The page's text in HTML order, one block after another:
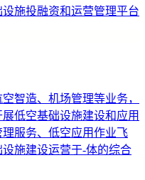
施投融资和运营管理平台
智造、机场管理等业务，
低空基础设施建设和应用
服务、低空应用作业飞
施建设运营于-体的综合